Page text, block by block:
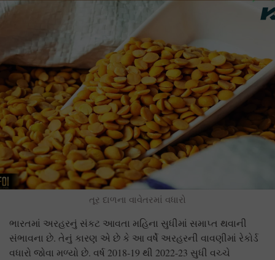
તૂર દાળના વાવેતરમાં વધારો
ભારતમાં અરહરનું સંકટ આવતા મહિના સુધીમાં સમાપ્ત થવાની
સંભાવના છે. તેનું કારણ એ છે કે આ વર્ષે અરહરની વાવણીમાં રેકોર્ડ
વધારો જોવા મળ્યો છે. વર્ષ 2018-19 થી 2022-23 સુધી વચ્ચે